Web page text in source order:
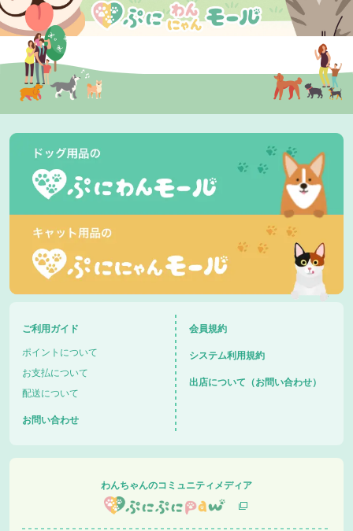
ご利用ガイド
ポイントについて
お支払について
配送について
お問い合わせ
会員規約
システム利用規約
出店について（お問い合わせ）
わんちゃんのコミュニティメディア